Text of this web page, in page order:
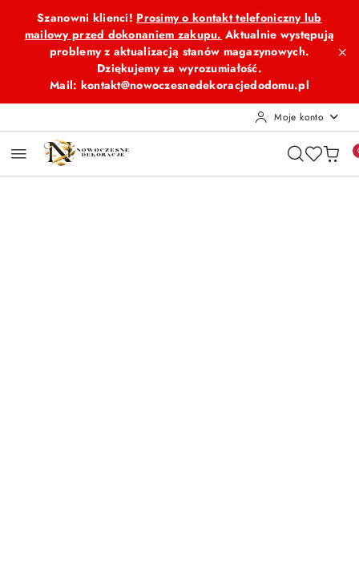
Przejdź do treści głównej
Przejdź do wyszukiwarki
Przejdź do moje konto
Przejdź do menu głównego
Przejdź do opisu produktu
Przejdź do stopki
Szanowni klienci! Prosimy o kontakt telefoniczny lub
mailowy przed dokonaniem zakupu. Aktualnie występują
problemy z aktualizacją stanów magazynowych.
Dziękujemy za wyrozumiałość.
Mail: kontakt@nowoczesnedekoracjedodomu.pl
Moje konto